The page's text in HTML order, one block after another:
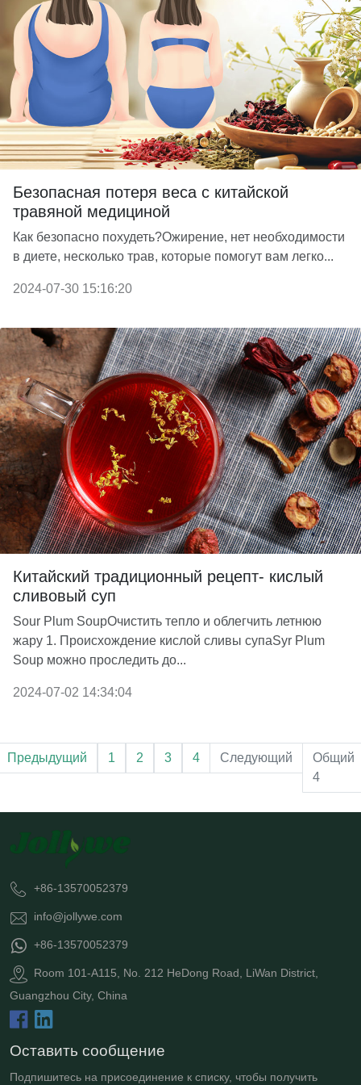
Безопасная потеря веса с китайской
травяной медициной
Как безопасно похудеть?Ожирение, нет необходимости
в диете, несколько трав, которые помогут вам легко...
2024-07-30 15:16:20
Китайский традиционный рецепт- кислый
сливовый суп
Sour Plum SoupОчистить тепло и облегчить летнюю
жару 1. Происхождение кислой сливы супаSyr Plum
Soup можно проследить до...
2024-07-02 14:34:04
Предыдущий 1 2 3 4 Следующий
Общий
4
+86-13570052379
info@jollywe.com
+86-13570052379
Room 101-A115, No. 212 HeDong Road, LiWan District,
Guangzhou City, China
Оставить сообщение
Подпишитесь на присоединение к списку, чтобы получить